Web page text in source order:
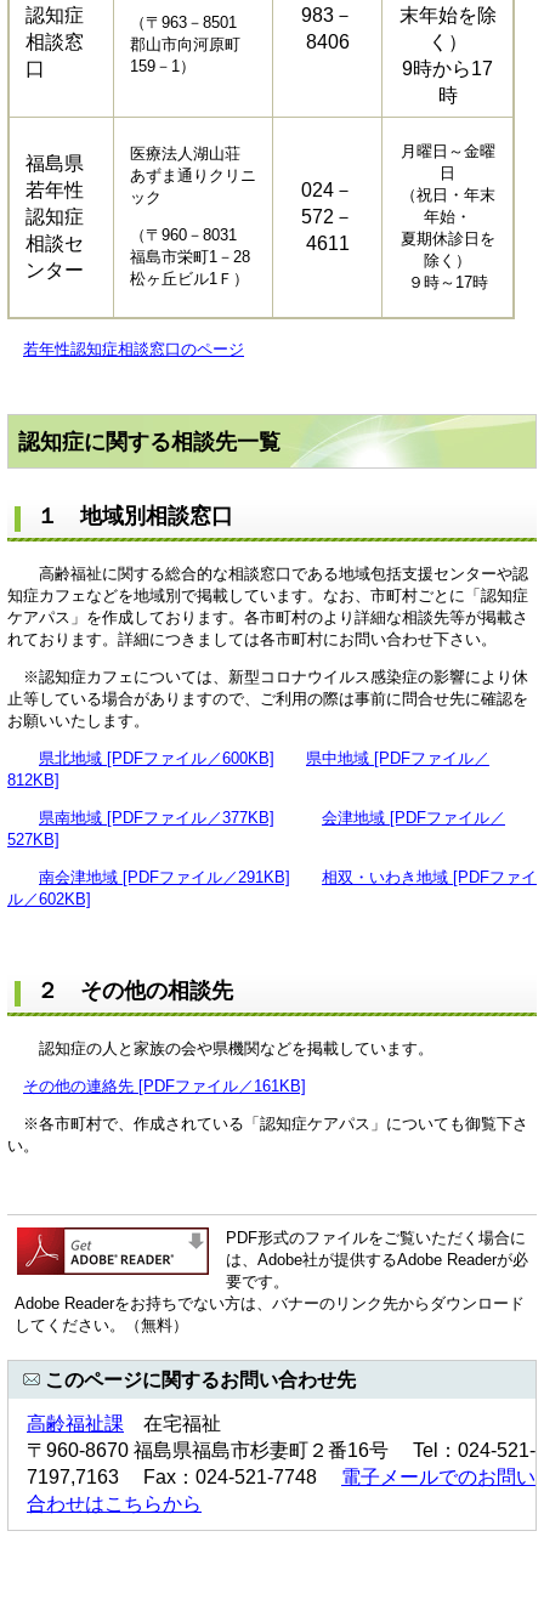
認知症
相談窓
口
（〒963－8501
郡山市向河原町
159－1）
983－
8406
末年始を除
く）
9時から17
時
福島県
若年性
認知症
相談セ
ンター
医療法人湖山荘
あずま通りクリニ
ック
（〒960－8031
福島市栄町1－28
松ヶ丘ビル1Ｆ）
024－
572－
4611
月曜日～金曜
日
（祝日・年末
年始・
夏期休診日を
除く）
９時～17時
若年性認知症相談窓口のページ
認知症に関する相談先一覧
１ 地域別相談窓口
高齢福祉に関する総合的な相談窓口である地域包括支援センターや認
知症カフェなどを地域別で掲載しています。なお、市町村ごとに「認知症
ケアパス」を作成しております。各市町村のより詳細な相談先等が掲載さ
れております。詳細につきましては各市町村にお問い合わせ下さい。
※認知症カフェについては、新型コロナウイルス感染症の影響により休
止等している場合がありますので、ご利用の際は事前に問合せ先に確認を
お願いいたします。
県北地域 [PDFファイル／600KB]
県中地域 [PDFファイル／
812KB]
県南地域 [PDFファイル／377KB]
会津地域 [PDFファイル／
527KB]
南会津地域 [PDFファイル／291KB]
相双・いわき地域 [PDFファイ
ル／602KB]
２ その他の相談先
認知症の人と家族の会や県機関などを掲載しています。
その他の連絡先 [PDFファイル／161KB]
※各市町村で、作成されている「認知症ケアパス」についても御覧下さ
い。
PDF形式のファイルをご覧いただく場合に
は、Adobe社が提供するAdobe Readerが必
要です。
Adobe Readerをお持ちでない方は、バナーのリンク先からダウンロード
してください。（無料）
このページに関するお問い合わせ先
高齢福祉課 在宅福祉
〒960-8670 福島県福島市杉妻町２番16号 Tel：024-521-
7197,7163 Fax：024-521-7748 電子メールでのお問い
合わせはこちらから